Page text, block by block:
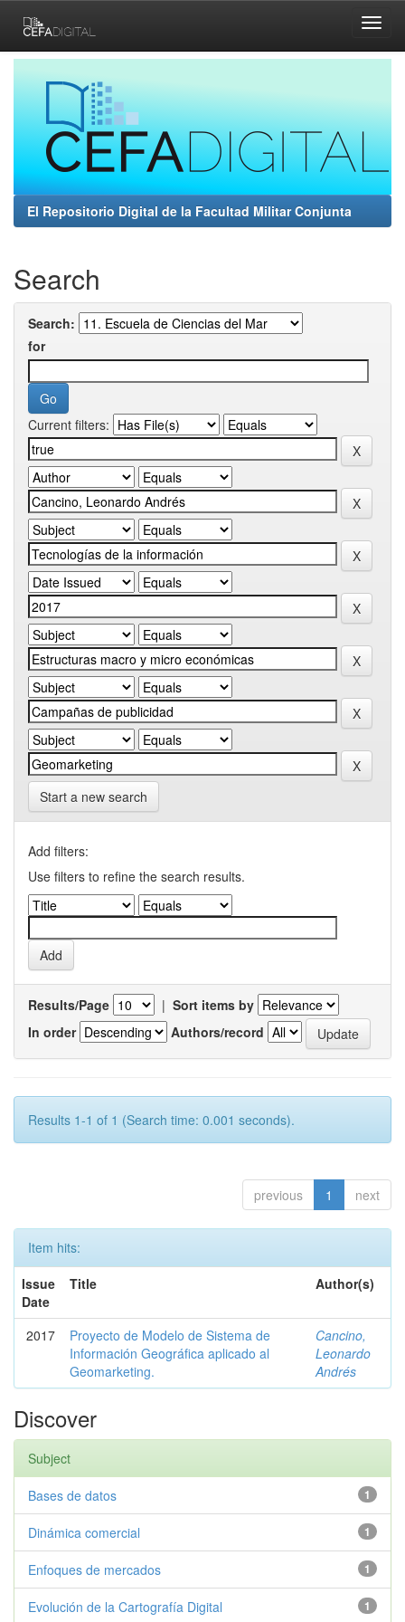
navigation
El Repositorio Digital de la Facultad Militar Conjunta
Search
Search:
for
Current filters:
Start a new search
Add filters:
Use filters to refine the search results.
Results/Page | Sort items by
In order
Authors/record
Results 1-1 of 1 (Search time: 0.001 seconds).
previous 1 next
Item hits:
Issue
Date
Title Author(s)
2017
Proyecto de Modelo de Sistema de
Información Geográfica aplicado al
Geomarketing.
Cancino,
Leonardo
Andrés
Discover
Subject
1
Bases de datos
1
Dinámica comercial
1
Enfoques de mercados
1
Evolución de la Cartografía Digital